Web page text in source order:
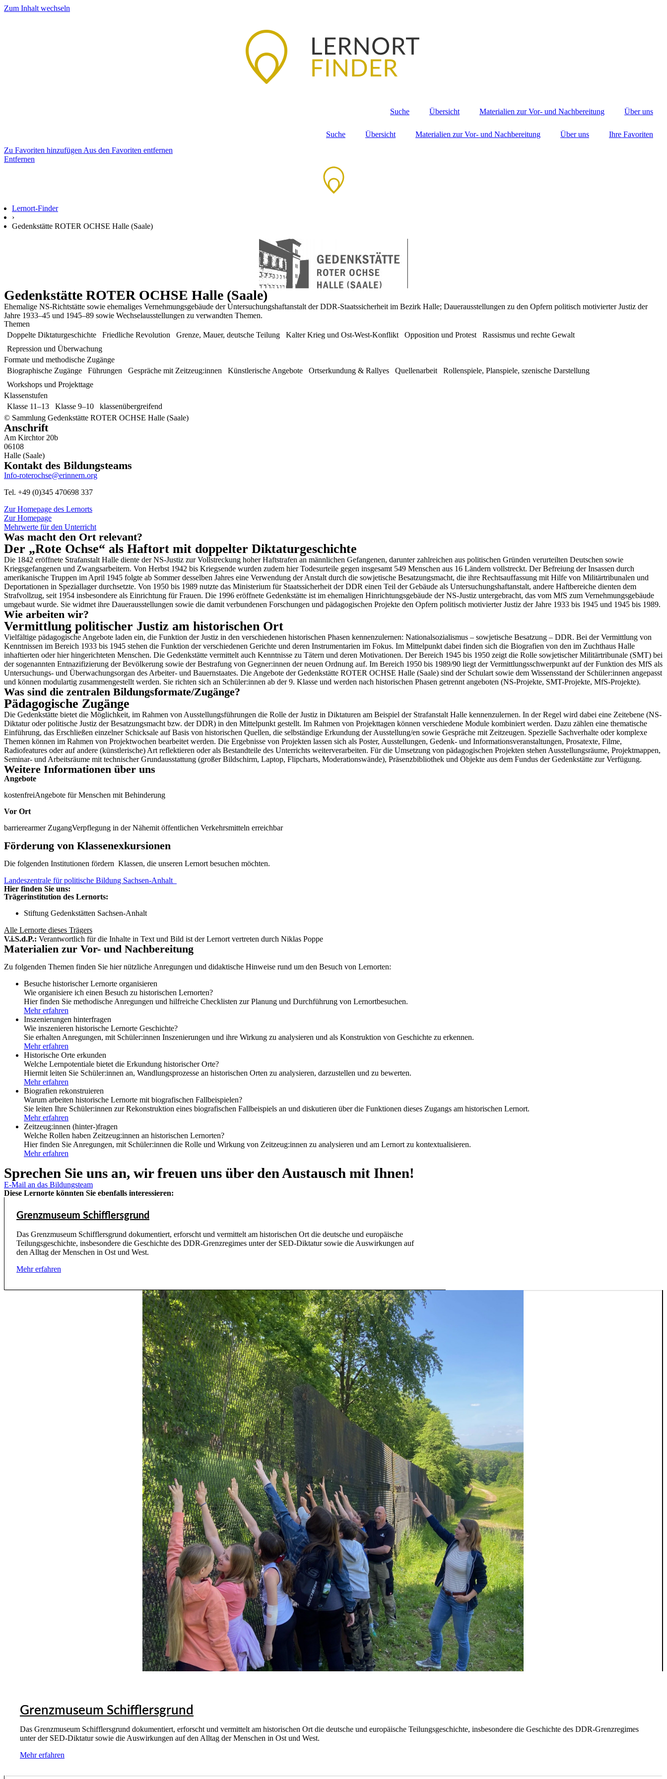
Zum Inhalt wechseln
Suche Übersicht Materialien zur Vor- und Nachbereitung Über uns
Suche Übersicht Materialien zur Vor- und Nachbereitung Über uns
Ihre Favoriten
Zu Favoriten hinzufügen Aus den Favoriten entfernen
Entfernen
Lernort-Finder
›
Gedenkstätte ROTER OCHSE Halle (Saale)
Gedenkstätte ROTER OCHSE Halle (Saale)
Ehemalige NS-Richtstätte sowie ehemaliges Vernehmungsgebäude der Untersuchungshaftanstalt der DDR-Staatssicherheit im Bezirk Halle; Dauerausstellungen zu den Opfern politisch motivierter Justiz der
Jahre 1933–45 und 1945–89 sowie Wechselausstellungen zu verwandten Themen.
Themen
Doppelte Diktaturgeschichte
Friedliche Revolution Grenze, Mauer, deutsche Teilung Kalter Krieg und Ost-West-Konflikt Opposition und Protest
Rassismus und rechte Gewalt
Repression und Überwachung
Formate und methodische Zugänge
Biographische Zugänge
Führungen Gespräche mit Zeitzeug:innen Künstlerische Angebote Ortserkundung & Rallyes Quellenarbeit
Rollenspiele, Planspiele, szenische Darstellung
Workshops und Projekttage
Klassenstufen
Klasse 11–13
Klasse 9–10
klassenübergreifend
© Sammlung Gedenkstätte ROTER OCHSE Halle (Saale)
Anschrift
Am Kirchtor 20b
06108
Halle (Saale)
Kontakt des Bildungsteams
Info-roterochse@erinnern.org
Tel. +49 (0)345 470698 337
Zur Homepage des Lernorts
Zur Homepage
Mehrwerte für den Unterricht
Was macht den Ort relevant?
Der „Rote Ochse“ als Haftort mit doppelter Diktaturgeschichte
Die 1842 eröffnete Strafanstalt Halle diente der NS-Justiz zur Vollstreckung hoher Haftstrafen an männlichen Gefangenen, darunter zahlreichen aus politischen Gründen verurteilten Deutschen sowie
Kriegsgefangenen und Zwangsarbeitern. Von Herbst 1942 bis Kriegsende wurden zudem hier Todesurteile gegen insgesamt 549 Menschen aus 16 Ländern vollstreckt. Der Befreiung der Insassen durch
amerikanische Truppen im April 1945 folgte ab Sommer desselben Jahres eine Verwendung der Anstalt durch die sowjetische Besatzungsmacht, die ihre Rechtsauffassung mit Hilfe von Militärtribunalen und
Deportationen in Speziallager durchsetzte. Von 1950 bis 1989 nutzte das Ministerium für Staatssicherheit der DDR einen Teil der Gebäude als Untersuchungshaftanstalt, andere Haftbereiche dienten dem
Strafvollzug, seit 1954 insbesondere als Einrichtung für Frauen. Die 1996 eröffnete Gedenkstätte ist im ehemaligen Hinrichtungsgebäude der NS-Justiz untergebracht, das vom MfS zum Vernehmungsgebäude
umgebaut wurde. Sie widmet ihre Dauerausstellungen sowie die damit verbundenen Forschungen und pädagogischen Projekte den Opfern politisch motivierter Justiz der Jahre 1933 bis 1945 und 1945 bis 1989.
Wie arbeiten wir?
Vermittlung politischer Justiz am historischen Ort
Vielfältige pädagogische Angebote laden ein, die Funktion der Justiz in den verschiedenen historischen Phasen kennenzulernen: Nationalsozialismus – sowjetische Besatzung – DDR. Bei der Vermittlung von
Kenntnissen im Bereich 1933 bis 1945 stehen die Funktion der verschiedenen Gerichte und deren Instrumentarien im Fokus. Im Mittelpunkt dabei finden sich die Biografien von den im Zuchthaus Halle
inhaftierten oder hier hingerichteten Menschen. Die Gedenkstätte vermittelt auch Kenntnisse zu Tätern und deren Motivationen. Der Bereich 1945 bis 1950 zeigt die Rolle sowjetischer Militärtribunale (SMT) bei
der sogenannten Entnazifizierung der Bevölkerung sowie der Bestrafung von Gegner:innen der neuen Ordnung auf. Im Bereich 1950 bis 1989/90 liegt der Vermittlungsschwerpunkt auf der Funktion des MfS als
Untersuchungs- und Überwachungsorgan des Arbeiter- und Bauernstaates. Die Angebote der Gedenkstätte ROTER OCHSE Halle (Saale) sind der Schulart sowie dem Wissensstand der Schüler:innen angepasst
und können modulartig zusammengestellt werden. Sie richten sich an Schüler:innen ab der 9. Klasse und werden nach historischen Phasen getrennt angeboten (NS-Projekte, SMT-Projekte, MfS-Projekte).
Was sind die zentralen Bildungsformate/Zugänge?
Pädagogische Zugänge
Die Gedenkstätte bietet die Möglichkeit, im Rahmen von Ausstellungsführungen die Rolle der Justiz in Diktaturen am Beispiel der Strafanstalt Halle kennenzulernen. In der Regel wird dabei eine Zeitebene (NS-
Diktatur oder politische Justiz der Besatzungsmacht bzw. der DDR) in den Mittelpunkt gestellt. Im Rahmen von Projekttagen können verschiedene Module kombiniert werden. Dazu zählen eine thematische
Einführung, das Erschließen einzelner Schicksale auf Basis von historischen Quellen, die selbständige Erkundung der Ausstellung/en sowie Gespräche mit Zeitzeugen. Spezielle Sachverhalte oder komplexe
Themen können im Rahmen von Projektwochen bearbeitet werden. Die Ergebnisse von Projekten lassen sich als Poster, Ausstellungen, Gedenk- und Informationsveranstaltungen, Prosatexte, Filme,
Radiofeatures oder auf andere (künstlerische) Art reflektieren oder als Bestandteile des Unterrichts weiterverarbeiten. Für die Umsetzung von pädagogischen Projekten stehen Ausstellungsräume, Projektmappen,
Seminar- und Arbeitsräume mit technischer Grundausstattung (großer Bildschirm, Laptop, Flipcharts, Moderationswände), Präsenzbibliothek und Objekte aus dem Fundus der Gedenkstätte zur Verfügung.
Weitere Informationen über uns
Angebote
kostenfreiAngebote für Menschen mit Behinderung
Vor Ort
barrierearmer ZugangVerpflegung in der Nähemit öffentlichen Verkehrsmitteln erreichbar
Förderung von Klassenexkursionen
Die folgenden Institutionen fördern Klassen, die unseren Lernort besuchen möchten.
Landeszentrale für politische Bildung Sachsen-Anhalt
Hier finden Sie uns:
Trägerinstitution des Lernorts:
Stiftung Gedenkstätten Sachsen-Anhalt
Alle Lernorte dieses Trägers
V.i.S.d.P.: Verantwortlich für die Inhalte in Text und Bild ist der Lernort vertreten durch Niklas Poppe
Materialien zur Vor- und Nachbereitung
Zu folgenden Themen finden Sie hier nützliche Anregungen und didaktische Hinweise rund um den Besuch von Lernorten:
Besuche historischer Lernorte organisieren
Wie organisiere ich einen Besuch zu historischen Lernorten?
Hier finden Sie methodische Anregungen und hilfreiche Checklisten zur Planung und Durchführung von Lernortbesuchen.
Mehr erfahren
Inszenierungen hinterfragen
Wie inszenieren historische Lernorte Geschichte?
Sie erhalten Anregungen, mit Schüler:innen Inszenierungen und ihre Wirkung zu analysieren und als Konstruktion von Geschichte zu erkennen.
Mehr erfahren
Historische Orte erkunden
Welche Lernpotentiale bietet die Erkundung historischer Orte?
Hiermit leiten Sie Schüler:innen an, Wandlungsprozesse an historischen Orten zu analysieren, darzustellen und zu bewerten.
Mehr erfahren
Biografien rekonstruieren
Warum arbeiten historische Lernorte mit biografischen Fallbeispielen?
Sie leiten Ihre Schüler:innen zur Rekonstruktion eines biografischen Fallbeispiels an und diskutieren über die Funktionen dieses Zugangs am historischen Lernort.
Mehr erfahren
Zeitzeug:innen (hinter-)fragen
Welche Rollen haben Zeitzeug:innen an historischen Lernorten?
Hier finden Sie Anregungen, mit Schüler:innen die Rolle und Wirkung von Zeitzeug:innen zu analysieren und am Lernort zu kontextualisieren.
Mehr erfahren
Sprechen Sie uns an, wir freuen uns über den Austausch mit Ihnen!
E-Mail an das Bildungsteam
Diese Lernorte könnten Sie ebenfalls interessieren:
Grenzmuseum Schifflersgrund
Das Grenzmuseum Schifflersgrund dokumentiert, erforscht und vermittelt am historischen Ort die deutsche und europäische
Teilungsgeschichte, insbesondere die Geschichte des DDR-Grenzregimes unter der SED-Diktatur sowie die Auswirkungen auf
den Alltag der Menschen in Ost und West.
Mehr erfahren
Grenzmuseum Schifflersgrund
Das Grenzmuseum Schifflersgrund dokumentiert, erforscht und vermittelt am historischen Ort die deutsche und europäische Teilungsgeschichte, insbesondere die Geschichte des DDR-Grenzregimes
unter der SED-Diktatur sowie die Auswirkungen auf den Alltag der Menschen in Ost und West.
Mehr erfahren